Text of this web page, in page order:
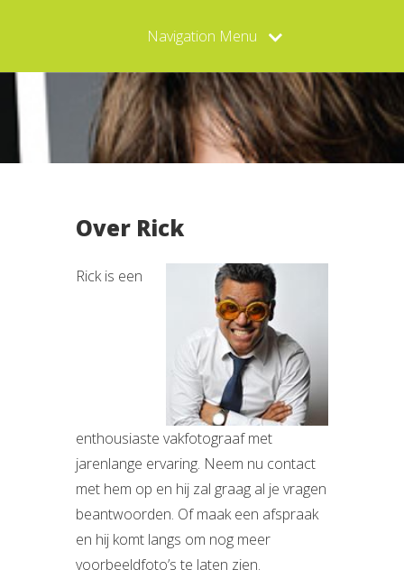
Navigation Menu
Over Rick
Rick is een
enthousiaste vakfotograaf met
jarenlange ervaring. Neem nu contact
met hem op en hij zal graag al je vragen
beantwoorden. Of maak een afspraak
en hij komt langs om nog meer
voorbeeldfoto’s te laten zien.